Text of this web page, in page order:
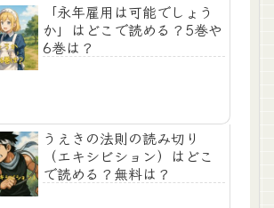
「永年雇用は可能でしょう
か」はどこで読める？5巻や
6巻は？
うえきの法則の読み切り
（エキシビション）はどこ
で読める？無料は？